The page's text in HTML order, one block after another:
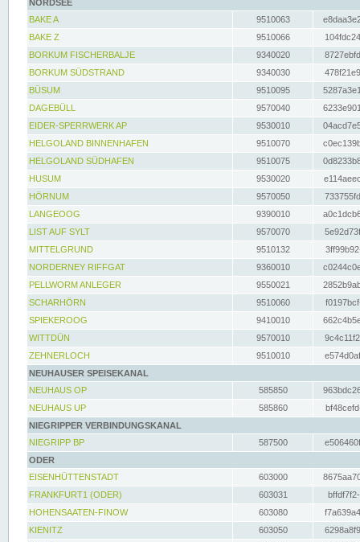
NORDSEE
BAKE A
9510063
BAKE Z
9510066
BORKUM FISCHERBALJE
9340020
BORKUM SÜDSTRAND
9340030
BÜSUM
9510095
DAGEBÜLL
9570040
EIDER-SPERRWERK AP
9530010
HELGOLAND BINNENHAFEN
9510070
HELGOLAND SÜDHAFEN
9510075
HUSUM
9530020
HÖRNUM
9570050
LANGEOOG
9390010
LIST AUF SYLT
9570070
MITTELGRUND
9510132
NORDERNEY RIFFGAT
9360010
PELLWORM ANLEGER
9550021
SCHARHÖRN
9510060
SPIEKEROOG
9410010
WITTDÜN
9570010
ZEHNERLOCH
9510010
NEUHAUSER SPEISEKANAL
NEUHAUS OP
585850
NEUHAUS UP
585860
NIEGRIPPER VERBINDUNGSKANAL
NIEGRIPP BP
587500
ODER
EISENHÜTTENSTADT
603000
FRANKFURT1 (ODER)
603031
HOHENSAATEN-FINOW
603080
KIENITZ
603050